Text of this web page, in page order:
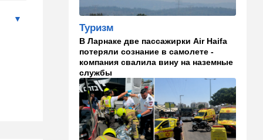
18:18 Ближний Восток
Перед лицом общего врага:
стали всплывать истинные
цели создания "исламского
НАТО"
18:15 Мнения
Три счастливые восьмерки
17:44 Ближний Восток
Туризм
В Ларнаке две пассажирки Air Haifa
потеряли сознание в самолете -
компания свалила вину на наземные
службы